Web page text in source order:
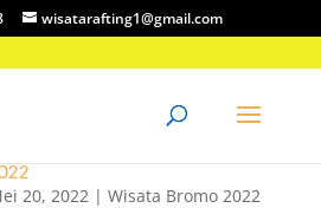
wisatarafting1@gmail.com
20, 2022| Wisata Bromo 2022